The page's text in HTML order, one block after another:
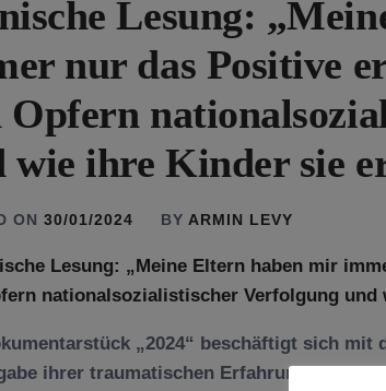
Lesung:
nur das Positive
Opfern
wie ihre Kinder sie
ON 30/01/2024 BY ARMIN LEVY
„2024“ beschäftigt sich mit
ihrer traumatischen Erfahrungen an